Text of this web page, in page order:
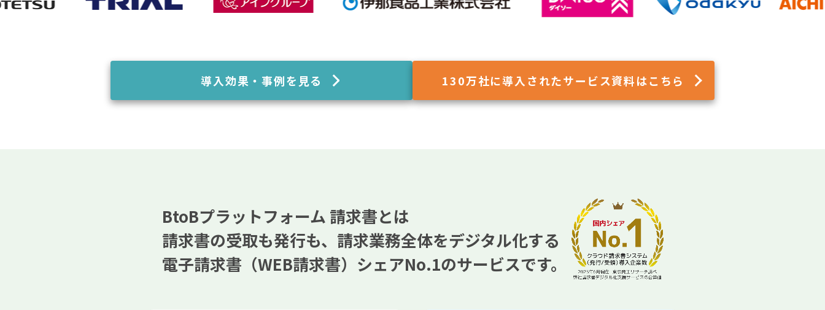
導入効果・事例を見る 130万社に導入されたサービス資料はこちら
BtoBプラットフォーム 請求書とは
請求書の受取も発行も、請求業務全体をデジタル化する
電子請求書（WEB請求書） シェアNo.1のサービスです。